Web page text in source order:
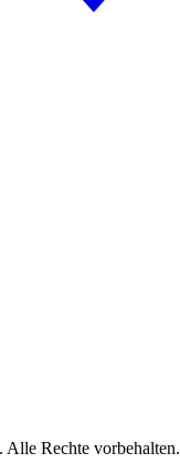
Alle Rechte vorbehalten.